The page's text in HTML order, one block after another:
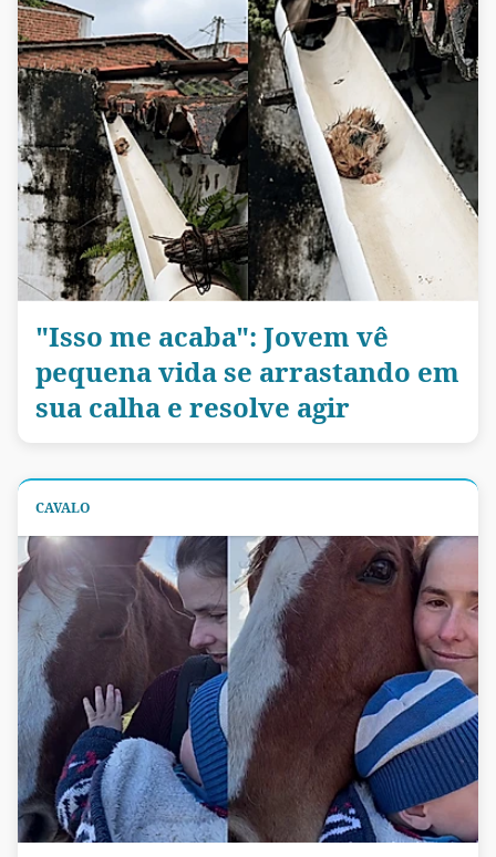
"Isso me acaba": Jovem vê
pequena vida se arrastando em
sua calha e resolve agir
CAVALO